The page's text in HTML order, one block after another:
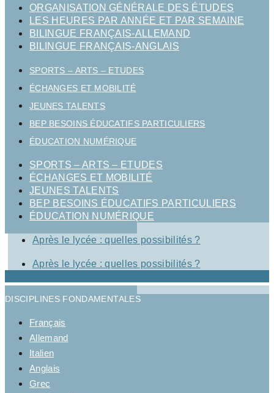
ORGANISATION GÉNÉRALE DES ÉTUDES
LES HEURES PAR ANNÉE ET PAR SEMAINE
BILINGUE FRANÇAIS-ALLEMAND
BILINGUE FRANÇAIS-ANGLAIS
SPORTS – ARTS – ETUDES
ÉCHANGES ET MOBILITÉ
JEUNES TALENTS
BEP BESOINS ÉDUCATIFS PARTICULIERS
ÉDUCATION NUMÉRIQUE
SPORTS – ARTS – ETUDES
ÉCHANGES ET MOBILITÉ
JEUNES TALENTS
BEP BESOINS ÉDUCATIFS PARTICULIERS
ÉDUCATION NUMÉRIQUE
Après le lycée : quelles possibilités ?
Après le lycée : quelles possibilités ?
DISCIPLINES FONDAMENTALES
Français
Allemand
Italien
Anglais
Grec